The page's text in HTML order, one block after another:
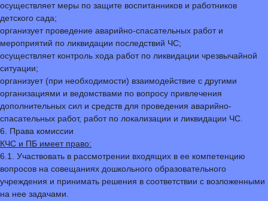
осуществляет меры по защите воспитанников и работников
детского сада;
организует проведение аварийно-спасательных работ и
мероприятий по ликвидации последствий ЧС;
осуществляет контроль хода работ по ликвидации чрезвычайной
ситуации;
организует (при необходимости) взаимодействие с другими
организациями и ведомствами по вопросу привлечения
дополнительных сил и средств для проведения аварийно-
спасательных работ, работ по локализации и ликвидации ЧС.
6. Права комиссии
КЧС и ПБ имеет право:
6.1. Участвовать в рассмотрении входящих в ее компетенцию
вопросов на совещаниях дошкольного образовательного
учреждения и принимать решения в соответствии с возложенными
на нее задачами.